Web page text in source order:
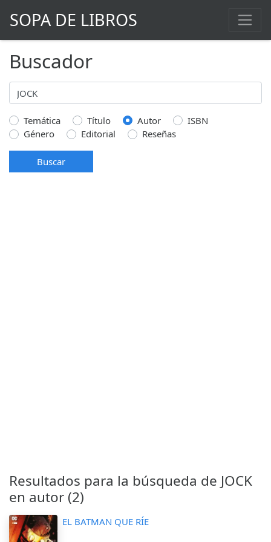
SOPA DE LIBROS
Buscador
Temática Título Autor
ISBN
Género
Editorial Reseñas
Buscar
Resultados para la búsqueda de JOCK
en autor (2)
EL BATMAN QUE RÍE